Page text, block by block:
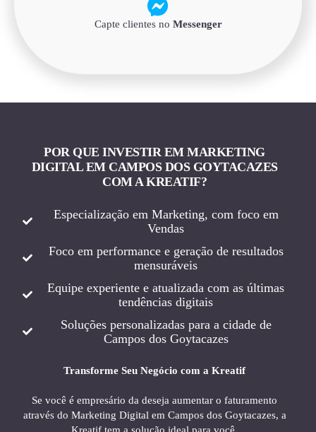
Capte clientes no Messenger
POR QUE INVESTIR EM MARKETING
DIGITAL EM CAMPOS DOS GOYTACAZES
COM A KREATIF?
Especialização em Marketing, com foco em
Vendas
Foco em performance e geração de resultados
mensuráveis
Equipe experiente e atualizada com as últimas
tendências digitais
Soluções personalizadas para a cidade de
Campos dos Goytacazes
Transforme Seu Negócio com a Kreatif
Se você é empresário da deseja aumentar o faturamento
através do Marketing Digital em Campos dos Goytacazes, a